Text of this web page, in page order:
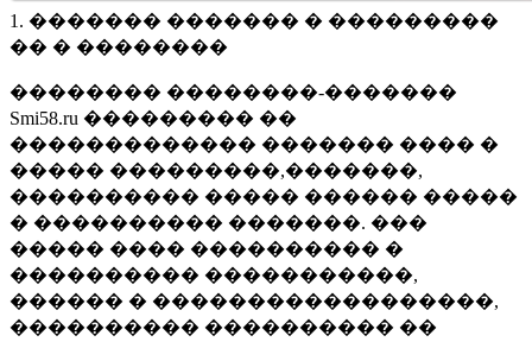
1. ������� ������� � ���������
�� � ��������
�������� ��������-�������
Smi58.ru ��������� ��
������������� ������� ���� �
����� ���������,�������,
���������� ����� ������ �����
� ���������� �������. ���
����� ���� ���������� �
���������� �����������,
������ � ������������������,
���������� ���������� ��